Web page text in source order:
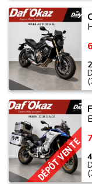
DÉPÔT VENTE